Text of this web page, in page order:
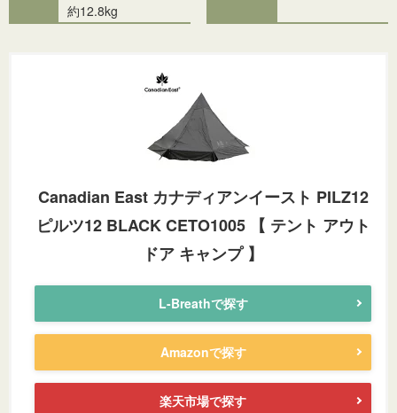
約12.8kg
Canadian East カナディアンイースト PILZ12
ピルツ12 BLACK CETO1005 【 テント アウト
ドア キャンプ 】
L-Breathで探す
Amazonで探す
楽天市場で探す